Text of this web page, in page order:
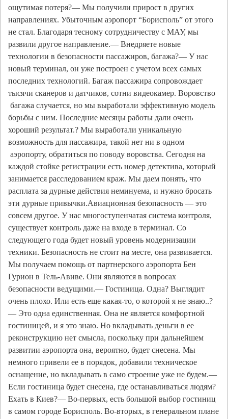
ощутимая потеря?— Мы получили прирост в других
направлениях. Убыточным аэропорт “Борисполь” от этого
не стал. Благодаря тесному сотрудничеству с МАУ, мы
развили другое направление.— Внедряете новые
технологии в безопасности пассажиров, багажа?— У нас
новый терминал, он уже построен с учетом всех самых
последних технологий. Багаж пассажира сопровождает
тысячи сканеров и датчиков, сотни видеокамер. Воровство
багажа случается, но мы выработали эффективную модель
борьбы с ним. Последние месяцы работы дали очень
хороший результат.? Мы выработали уникальную
возможность для пассажира, такой нет ни в одном
аэропорту, обратиться по поводу воровства. Сегодня на
каждой стойке регистрации есть номер детектива, который
занимается расследованием краж. Мы даем понять, что
расплата за дурные действия неминуема, и нужно бросать
эти дурные привычки.Авиационная безопасность — это
совсем другое. У нас многоступенчатая система контроля,
существует контроль даже на входе в терминал. Со
следующего года будет новый уровень модернизации
техники. Безопасность не стоит на месте, она развивается.
Мы получаем помощь от партнерского аэропорта Бен
Гурион в Тель-Авиве. Они являются в вопросах
безопасности ведущими.— Гостиница. Одна? Выглядит
очень плохо. Или есть еще какая-то, о которой я не знаю..?
— Это одна единственная. Она не является комфортной
гостиницей, и я это знаю. Но вкладывать деньги в ее
реконструкцию нет смысла, поскольку при дальнейшем
развитии аэропорта она, вероятно, будет снесена. Мы
немного привели ее в порядок, добавили техническое
оснащение, но вкладывать в само строение уже не будем.—
Если гостиница будет снесена, где останавливаться людям?
Ехать в Киев?— Во-первых, есть большой выбор гостиниц
в самом городе Борисполь. Во-вторых, в генеральном плане